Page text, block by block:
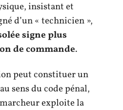
insistant et
d’un « technicien »,
signe plus
de commande.
peut constituer un
sens du code pénal,
exploite la